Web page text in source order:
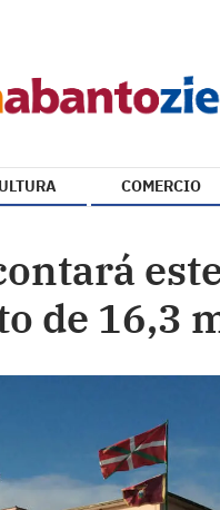
COMERCIO
de 16,3